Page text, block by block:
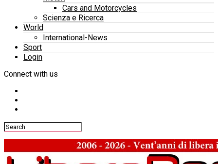
Cars and Motorcycles
Scienza e Ricerca
World
International-News
Sport
Login
Connect with us